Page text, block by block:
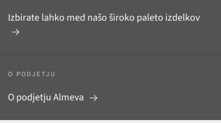
Izbirate lahko med našo široko paleto izdelkov
O PODJETJU
O podjetju Almeva